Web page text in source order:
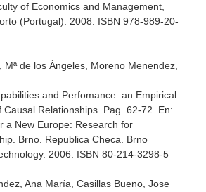
of Economics and Management,
(Portugal). 2008. ISBN 978-989-20-
Mª de los Ángeles, Moreno Menendez,
and Perfomance: an Empirical
Causal Relationships. Pag. 62-72. En:
a New Europe: Research for
. Brno. Republica Checa. Brno
2006. ISBN 80-214-3298-5
Ana María, Casillas Bueno, Jose